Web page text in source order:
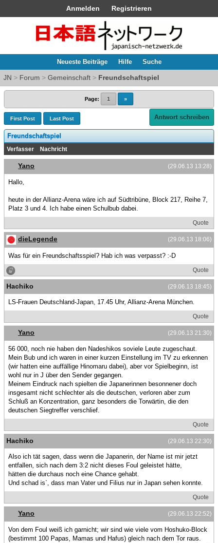
Anmelden Registrieren
Neueste Beiträge Hilfe Suche
JN > Forum > Gemeinschaft > Freundschaftspiel
Page: 1 »
First Post Last Post Antwort schreiben
Freundschaftspiel
Verfasser Nachricht
(29.06.13 13:28)
Yano
Hallo,
heute in der Allianz-Arena wäre ich auf Südtribüne, Block 217, Reihe 7,
Platz 3 und 4. Ich habe einen Schulbub dabei.
Quote
(29.06.13 18:06)
dieLegende
Was für ein Freundschaftsspiel? Hab ich was verpasst? :-D
Quote
(29.06.13 18:45)
Hachiko
LS-Frauen Deutschland-Japan, 17.45 Uhr, Allianz-Arena München.
Quote
(29.06.13 21:30)
Yano
56 000, noch nie haben den Nadeshikos soviele Leute zugeschaut.
Mein Bub und ich waren in einer kurzen Einstellung im TV zu erkennen
(wir hatten eine auffällige Hinomaru dabei), aber vor Spielbeginn, ist
wohl nur in J über den Sender gegangen.
Meinem Eindruck nach spielten die Japanerinnen besonnener doch
insgesamt nicht schlechter als die deutschen, verloren aber zum
Schluß an Konzentration, ganz besonders die Torwärtin, die den
deutschen Siegtreffer verschlief.
Quote
(29.06.13 22:30)
Hachiko
Also ich tät sagen, dass wenn die Japanerin, der Name ist mir jetzt
entfallen, sich nach dem 3:2 nicht dieses Foul geleistet hätte,
hätten die durchaus noch eine Chance gehabt.
Und schad is`, dass man Vater und Filius nur in Japan sehen konnte.
Quote
(29.06.13 22:52)
Yano
Von dem Foul weiß ich garnicht; wir sind wie viele vom Hoshuko-Block
(bestimmt 100 Papas, Mamas und Hafus) gleich nach dem Tor raus.